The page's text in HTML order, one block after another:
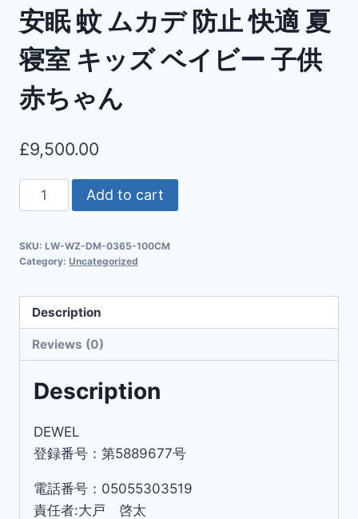
安眠 蚊 ムカデ 防止 快適 夏
寝室 キッズ ベイビー 子供
赤ちゃん
£9,500.00
Add to cart
SKU: LW-WZ-DM-0365-100CM
Category: Uncategorized
Description
Reviews (0)
Description
DEWEL
登録番号：第5889677号
電話番号：05055303519
責任者:大戸 啓太